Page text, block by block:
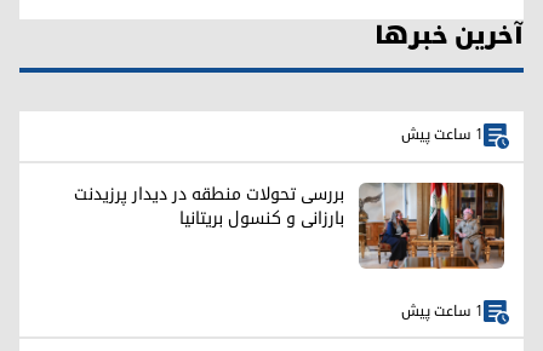
آخرین خبرها
1 ساعت پیش
بررسی تحولات منطقه در دیدار پرزیدنت
بارزانی و کنسول بریتانیا
1 ساعت پیش